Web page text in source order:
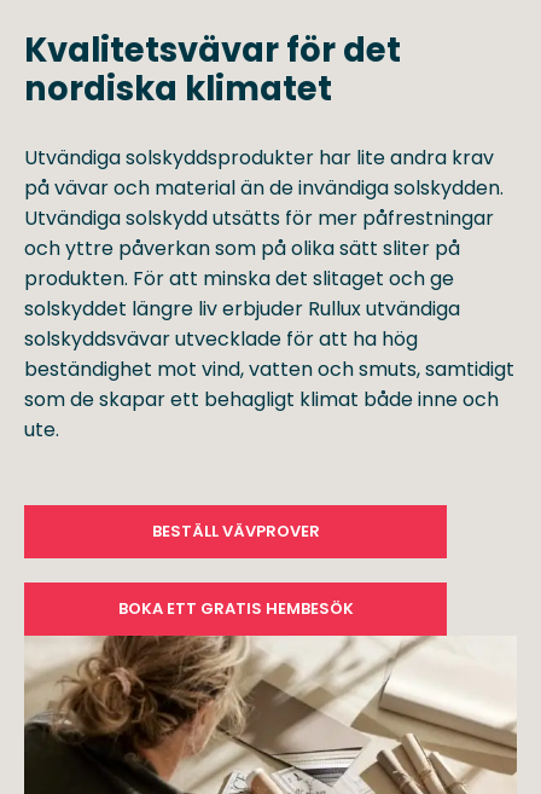
Kvalitetsvävar för det
nordiska klimatet
Utvändiga solskyddsprodukter har lite andra krav
på vävar och material än de invändiga solskydden.
Utvändiga solskydd utsätts för mer påfrestningar
och yttre påverkan som på olika sätt sliter på
produkten. För att minska det slitaget och ge
solskyddet längre liv erbjuder Rullux utvändiga
solskyddsvävar utvecklade för att ha hög
beständighet mot vind, vatten och smuts, samtidigt
som de skapar ett behagligt klimat både inne och
ute.
BESTÄLL VÄVPROVER
BOKA ETT GRATIS HEMBESÖK